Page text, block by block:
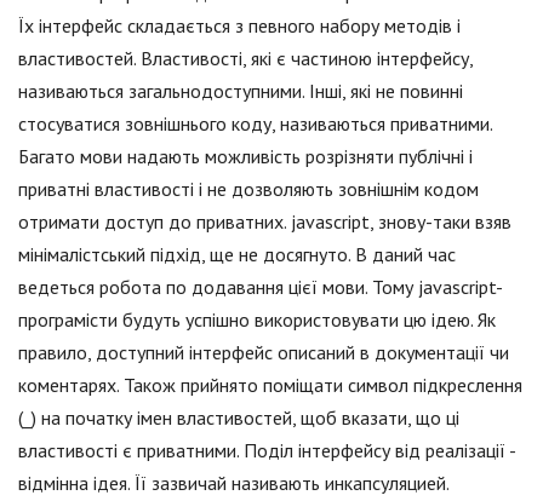
Їх інтерфейс складається з певного набору методів і
властивостей. Властивості, які є частиною інтерфейсу,
називаються загальнодоступними. Інші, які не повинні
стосуватися зовнішнього коду, називаються приватними.
Багато мови надають можливість розрізняти публічні і
приватні властивості і не дозволяють зовнішнім кодом
отримати доступ до приватних. jаvascript, знову-таки взяв
мінімалістський підхід, ще не досягнуто. В даний час
ведеться робота по додавання цієї мови. Тому jаvascript-
програмісти будуть успішно використовувати цю ідею. Як
правило, доступний інтерфейс описаний в документації чи
коментарях. Також прийнято поміщати символ підкреслення
(_) на початку імен властивостей, щоб вказати, що ці
властивості є приватними. Поділ інтерфейсу від реалізації -
відмінна ідея. Її зазвичай називають инкапсуляцией.